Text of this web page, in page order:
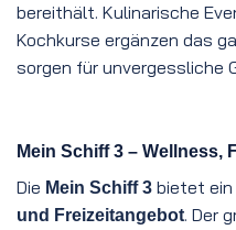
bereithält. Kulinarische
Kochkurse ergänzen das
sorgen für unvergessliche
Mein Schiff 3 – Wellness,
Die Mein Schiff 3 bietet ein
und Freizeitangebot. Der